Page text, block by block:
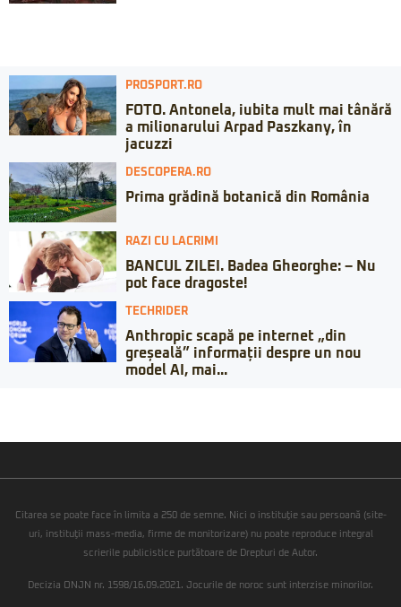
PROSPORT.RO
FOTO. Antonela, iubita mult mai tânără
a milionarului Arpad Paszkany, în
jacuzzi
DESCOPERA.RO
Prima grădină botanică din România
RAZI CU LACRIMI
BANCUL ZILEI. Badea Gheorghe: – Nu
pot face dragoste!
TECHRIDER
Anthropic scapă pe internet „din
greșeală” informații despre un nou
model AI, mai...
Citarea se poate face în limita a 250 de semne. Nici o instituţie sau persoană (site-
uri, instituţii mass-media, firme de monitorizare) nu poate reproduce integral
scrierile publicistice purtătoare de Drepturi de Autor.
Decizia ONJN nr. 1598/16.09.2021. Jocurile de noroc sunt interzise minorilor.